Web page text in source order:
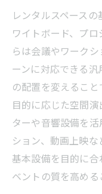
レンタルスペース
ワイトボード、プ
らは会議やワーク
ーンに対応できる
の配置を変えるこ
目的に応じた空間
ターや音響設備を
ション、動画上映
基本設備を目的に
ベントの質を高める